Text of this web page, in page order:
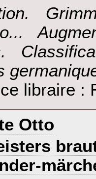
libraire :
Otto‎